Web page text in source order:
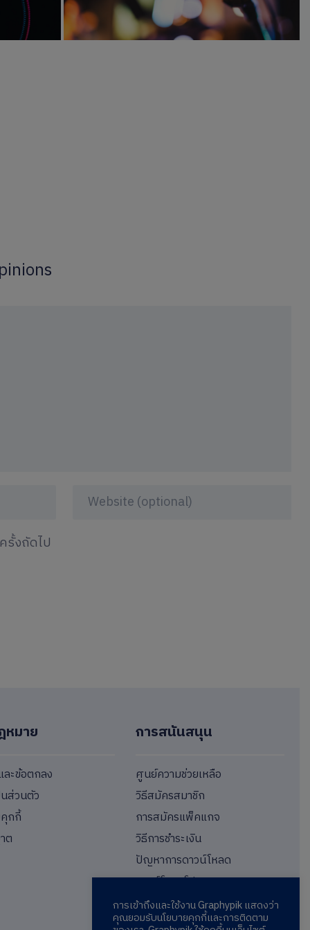
รั้งถัดไป
หมาย
ละข้อตกลง
ส่วนตัว
กกี้
ต
การสนันสนุน
ศูนย์ความช่วยเหลือ
วิธีสมัครสมาชิก
การสมัครแพ็คแกจ
วิธีการชำระเงิน
ปัญหาการดาวน์โหลด
ดาวน์โหลดโปรแกรม
การเข้าถึงและใช้งาน Graphypik แสดงว่า
คุณยอมรับนโยบายคุกกี้และการติดตาม